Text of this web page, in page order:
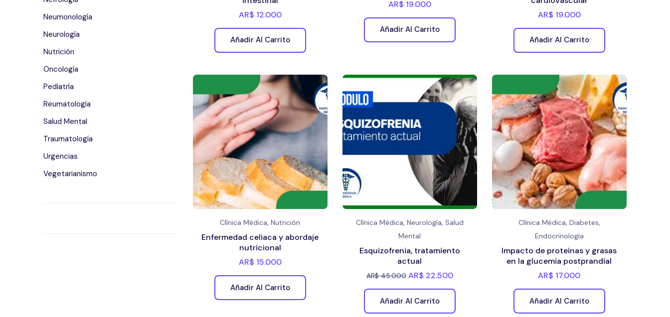
Neumonología
Neurología
Nutrición
Oncología
Pediatría
Reumatología
Salud Mental
Traumatología
Urgencias
Vegetarianismo
AR$ 12.000
Añadir Al Carrito
AR$ 19.000
Añadir Al Carrito
AR$ 19.000
Añadir Al Carrito
Clínica Médica,Nutrición
Enfermedad celiaca y abordaje
nutricional
AR$ 15.000
Añadir Al Carrito
Clínica Médica, Neurología, Salud
Mental
Esquizofrenia, tratamiento
actual
AR$45.000 AR$ 22.500
Añadir Al Carrito
Clínica Médica, Diabetes,
Endocrinología
Impacto de proteinas y grasas
en la glucemia postprandial
AR$ 17.000
Añadir Al Carrito